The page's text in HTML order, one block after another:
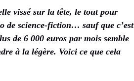
vissé sur la tête, le tout pour
de science-fiction… sauf que c’est
de 6 000 euros par mois semble
à la légère. Voici ce que cela